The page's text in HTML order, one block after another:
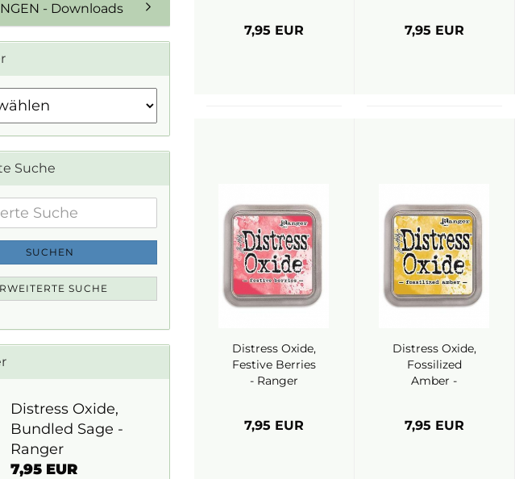
7,95 EUR 7,95 EUR
Distress Oxide,
Festive Berries
- Ranger
7,95 EUR
Distress Oxide,
Fossilized
Amber -
7,95 EUR
- Downloads
Suche
SUCHEN
SUCHE
Distress Oxide,
Bundled Sage -
Ranger
7,95 EUR